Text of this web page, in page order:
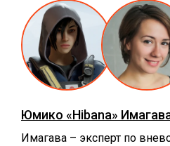
Юмико «Hibana»
Имагава – эксперт по